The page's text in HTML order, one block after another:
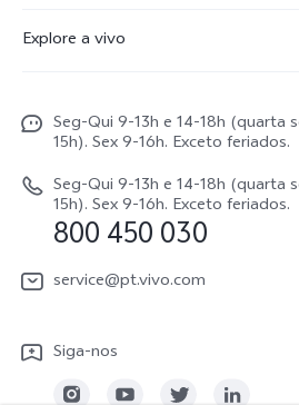
X300Pro
V70
V70 FE
Watch GT 2
Atualização do sistema
Manual do utilizador
Atualizar registo
Política de garantia
Explore a vivo
Carreiras ao vivo
Avisos legais
Sobre nós
Sustentabilidade
Seg-Qui 9-13h e 14-18h (quarta
15h). Sex 9-16h. Exceto feriados.
Seg-Qui 9-13h e 14-18h (quarta
15h). Sex 9-16h. Exceto feriados.
800 450 030
service@pt.vivo.com
Siga-nos